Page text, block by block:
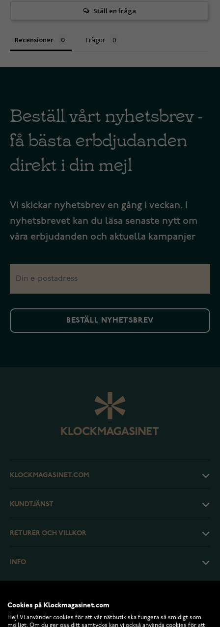
Ställ en fråga
Recensioner Frågor
Beställ vårt nyhetsbrev -
få bästa erbdjudanden
direkt i din mejl
Vi skickar nyhetsbrev en gång i veckan. I
nyhetsbrevet kan du läsa senaste nytt om
våra erbjudanden och aktuella kampanjer
BESTÄLL NYHETSBREV
KLOCKMAGASINET.COM
KUNDTJÄNST
RETURER OCH VILLKOR
INFO
Cookies på Klockmagasinet.com
Hej! Vi använder cookies för att vår nätbutik ska fungera så smidigt som
möjligt. Om du ger oss ditt samtycke kan vi också använda cookies för att